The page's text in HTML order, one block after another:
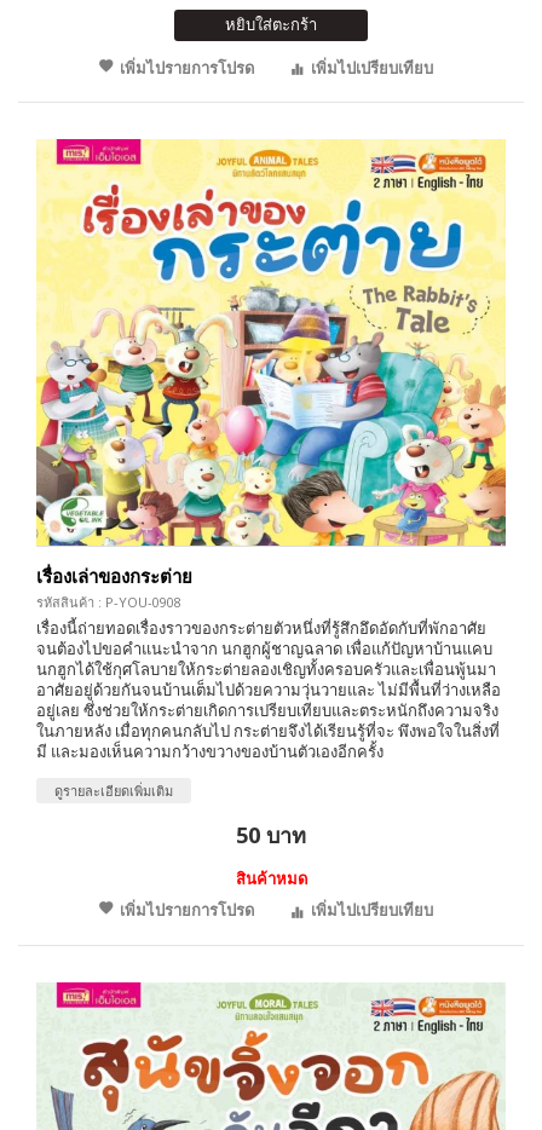
หยิบใส่ตะกร้า
เพิ่มไปรายการโปรด
เพิ่มไปเปรียบเทียบ
เรื่องเล่าของกระต่าย
รหัสสินค้า : P-YOU-0908
เรื่องนี้ถ่ายทอดเรื่องราวของกระต่ายตัวหนึ่งที่รู้สึกอึดอัดกับที่พักอาศัย
จนต้องไปขอคำแนะนำจาก นกฮูกผู้ชาญฉลาด เพื่อแก้ปัญหาบ้านแคบ
นกฮูกได้ใช้กุศโลบายให้กระต่ายลองเชิญทั้งครอบครัวและเพื่อนพู้นมา
อาศัยอยู่ด้วยกันจนบ้านเต็มไปด้วยความวุ่นวายและ ไม่มีพื้นที่ว่างเหลือ
อยู่เลย ซึ่งช่วยให้กระต่ายเกิดการเปรียบเทียบและตระหนักถึงความจริง
ในภายหลัง เมื่อทุกคนกลับไป กระต่ายจึงได้เรียนรู้ที่จะ พึงพอใจในสิ่งที่
มี และมองเห็นความกว้างขวางของบ้านตัวเองอีกครั้ง
ดูรายละเอียดเพิ่มเติม
50 บาท
สินค้าหมด
เพิ่มไปรายการโปรด
เพิ่มไปเปรียบเทียบ